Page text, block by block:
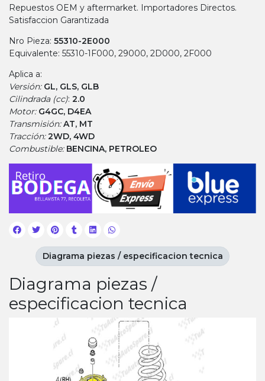
Repuestos OEM y aftermarket. Importadores Directos.
Satisfaccion Garantizada
Nro Pieza: 55310-2E000
Equivalente: 55310-1F000, 29000, 2D000, 2F000
Aplica a:
Versión: GL, GLS, GLB
Cilindrada (cc): 2.0
Motor: G4GC, D4EA
Transmisión:AT, MT
Tracción:2WD, 4WD
Combustible: BENCINA, PETROLEO
Diagrama piezas /
especificacion tecnica
Diagrama piezas / especificacion tecnica